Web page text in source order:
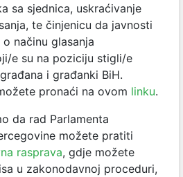
sa sjednica, uskraćivanje
te činjenicu da javnosti
načinu glasanja
e su na poziciju stigli/e
i građanki BiH.
pronaći na ovom linku.
da rad Parlamenta
možete pratiti
rasprava, gdje možete
u zakonodavnoj proceduri,